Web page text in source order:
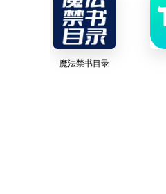
魔法禁书目录